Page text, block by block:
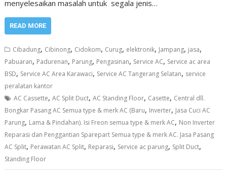
menyelesaikan masalah untuk segala jenis…
READ MORE
Cibadung, Cibinong, Cidokom, Curug, elektronik, Jampang, jasa,
Pabuaran, Padurenan, Parung, Pengasinan, Service AC, Service ac area
BSD, Service AC Area Karawaci, Service AC Tangerang Selatan, service
peralatan kantor
AC Cassette,AC Split Duct,AC Standing Floor, Casette, Central dll.
Bongkar Pasang AC Semua type & merk AC (Baru, Inverter, Jasa Cuci AC
Parung, Lama & Pindahan). Isi Freon semua type & merk AC, Non Inverter
Reparasi dan Penggantian Sparepart Semua type & merk AC. Jasa Pasang
AC Split, Perawatan AC Split, Reparasi, Service ac parung, Split Duct,
Standing Floor